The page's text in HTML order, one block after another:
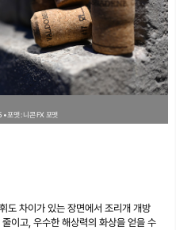
•포맷 : 니콘 FX 포맷
도 차이가 있는 장면에서 조리개 개방
이고, 우수한 해상력의 화상을 얻을 수